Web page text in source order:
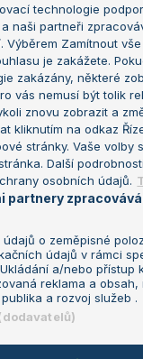
Wimbledon
US Open
Turnaj mistrů
Turnaj mistryň
Nastavení
Reklama
Informace o
údajů
technologie
naši partneři
Výběrem Zamítnout
je zakážete.
zakázány, některé
vás nemusí být tolik
znovu zobrazit a
kliknutím na odkaz
stránky. Vaše volby
Další
osobních údajů.
partnery
o zeměpisné
údajů v rámci
a/nebo přístup
reklama a obsah,
a rozvoj služeb .